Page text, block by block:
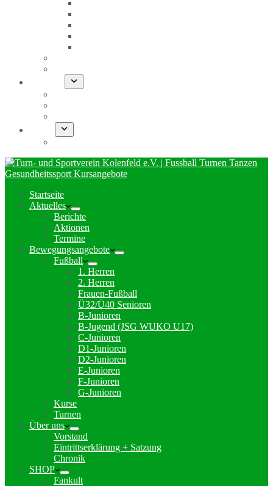
Startseite
Aktuelles
Berichte
Aktionen
Termine
Bewegungsangebote
Fußball
1. Herren
2. Herren
Frauen-Fußball
Ü32/Ü40 Senioren
B-Junioren
B-Jugend (JSG WUKO U17)
C-Junioren
D1-Junioren
D2-Junioren
E-Junioren
F-Junioren
G-Junioren
Kurse
Turnen
Über uns
Vorstand
Eintrittserklärung + Satzung
Chronik
SHOP
Fankult